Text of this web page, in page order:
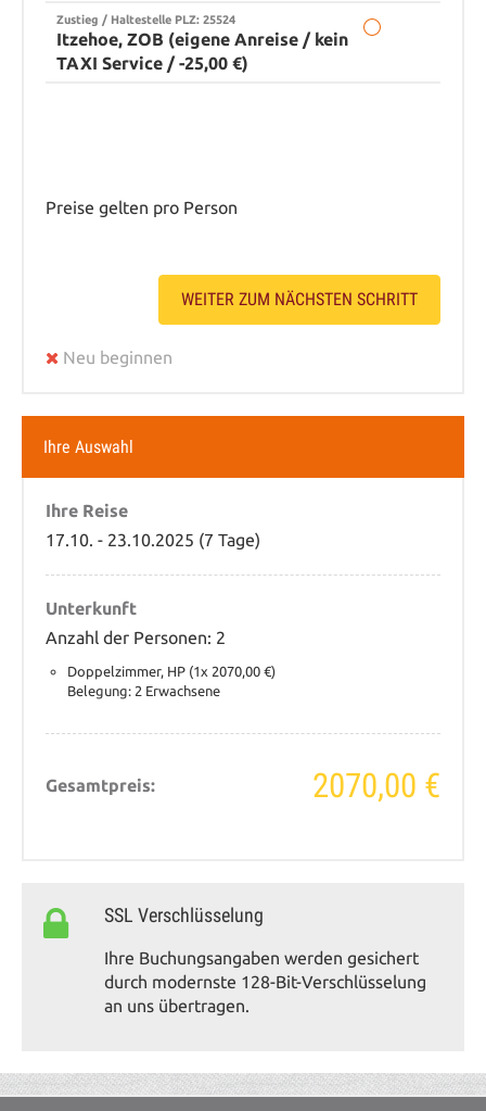
Zustieg / Haltestelle PLZ: 25524
Itzehoe, ZOB (eigene Anreise / kein
TAXI Service / -25,00 €)
Preise gelten pro Person
WEITER ZUM NÄCHSTEN SCHRITT
Neu beginnen
Ihre Auswahl
Ihre Reise
17.10. - 23.10.2025 (7 Tage)
Unterkunft
Anzahl der Personen: 2
Doppelzimmer, HP (1x 2070,00 €)
Belegung: 2 Erwachsene
Gesamtpreis: 2070,00 €
SSL Verschlüsselung
Ihre Buchungsangaben werden gesichert
durch modernste 128-Bit-Verschlüsselung
an uns übertragen.